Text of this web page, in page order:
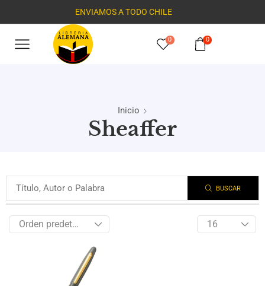
ENVIAMOS A TODO CHILE
0 0
Inicio
Sheaffer
BUSCAR